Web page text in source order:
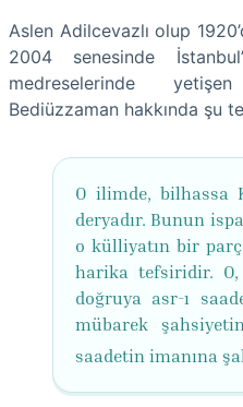
Aslen Adilcevazlı olup
2004 senesinde
medreselerinde
Bediüzzaman hakkında şu
O ilimde, bilhassa
deryadır. Bunun
o külliyatın bir
harika tefsiridir.
doğruya asr-ı
mübarek
saadetin imanına